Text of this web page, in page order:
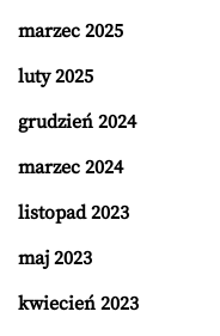
marzec 2025
luty 2025
grudzień 2024
marzec 2024
listopad 2023
maj 2023
kwiecień 2023